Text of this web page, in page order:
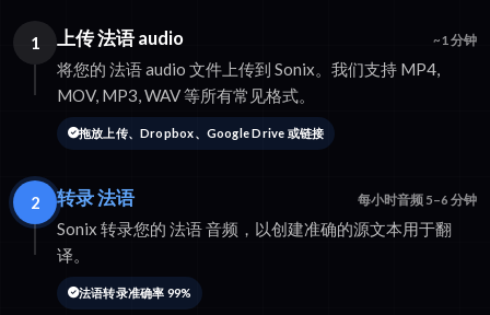
1 上传 法语 audio ~1 分钟
将您的 法语 audio 文件上传到 Sonix。我们支持 MP4,
MOV, MP3, WAV 等所有常见格式。
拖放上传、Dropbox、Google Drive 或链接
2 转录 法语 每小时音频 5–6 分钟
Sonix 转录您的 法语 音频，以创建准确的源文本用于翻
译。
法语转录准确率 99%